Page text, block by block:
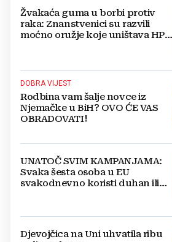
Žvakaća guma u borbi protiv
raka: Znanstvenici su razvili
moćno oružje koje uništava HPV
DOBRA VIJEST
Rodbina vam šalje novce iz
Njemačke u BiH? OVO ĆE VAS
OBRADOVATI!
UNATOČ SVIM KAMPANJAMA:
Svaka šesta osoba u EU
svakodnevno koristi duhan ili
Djevojčica na Uni uhvatila ribu